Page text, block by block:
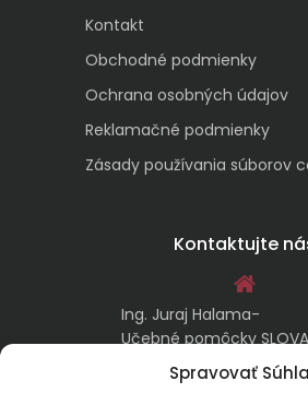
Spravovať
Kontakt
Obchodné podmienky
Ochrana osobných údajov
Reklamačné podmienky
Zásady používania súborov
Kontaktujte
Ing. Juraj Halama-
Učebné pomôcky
Malachovská 17/A
974 05 Banská Bystrica